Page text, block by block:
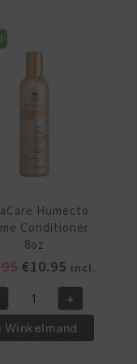
Humecto
Conditioner
8oz
Oorspronkelijke
was:
€14.95.
€10.95Huidige
prijs
is:
€10.95.
incl.
+
Winkelmand